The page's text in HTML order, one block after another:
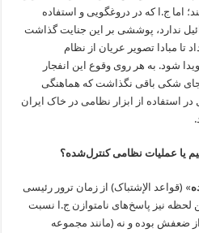
اما ج.ا که در دروغگویی و استفاده
ندارد، پوششی بر این جنایت گذاشت
تا مبادا تصویر عریان از نظام
شود. به هر روی وقوع این انفجار
جای شکی باقی نگذاشت که هماهنگی
استفاده از ابزار نظامی در خاک ایران
یا عملیات نظامی کنترل‌شده؟
» (قواعد الإشتباک) از زمان ترور رئیسی
لحظه نیز پاسخ‌های نامتوازن ج.ا نسبت
ضعفش بوده و نه (مانند مجموعه